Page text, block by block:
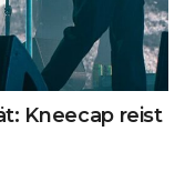
Kneecap reist